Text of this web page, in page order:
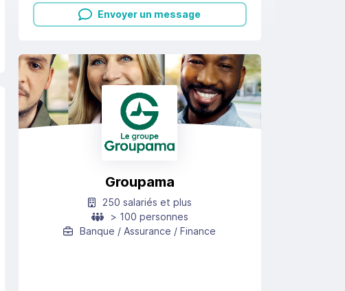
Envoyer un message
Groupama
250 salariés et plus
> 100 personnes
Banque / Assurance / Finance